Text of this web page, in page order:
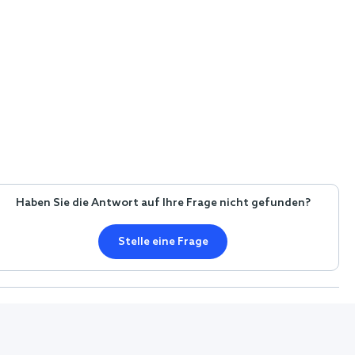
Haben Sie die Antwort auf Ihre Frage nicht gefunden?
Stelle eine Frage